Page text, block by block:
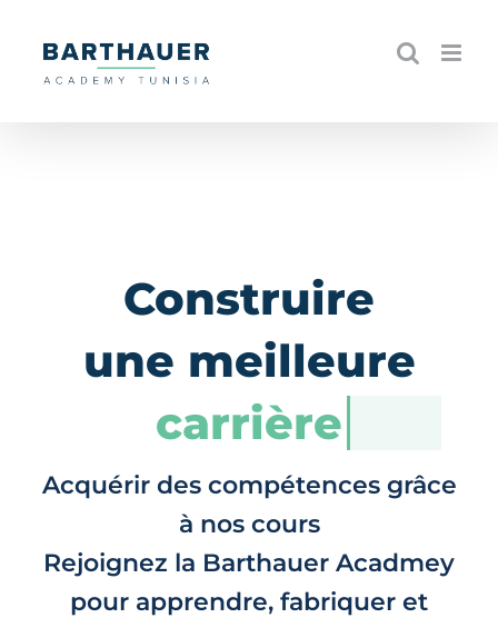
content
Construire
une meilleure
carrière
Acquérir des compétences grâce
à nos cours
Rejoignez la Barthauer Acadmey
pour apprendre, fabriquer et